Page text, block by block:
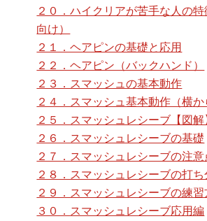
２０．ハイクリアが苦手な人の
向け）
２１．ヘアピンの基礎と応用
２２．ヘアピン（バックハンド）
２３．スマッシュの基本動作
２４．スマッシュ基本動作（横か
２５．スマッシュレシーブ【図解
２６．スマッシュレシーブの基礎
２７．スマッシュレシーブの注
２８．スマッシュレシーブの打ち
２９．スマッシュレシーブの練
３０．スマッシュレシーブ応用編